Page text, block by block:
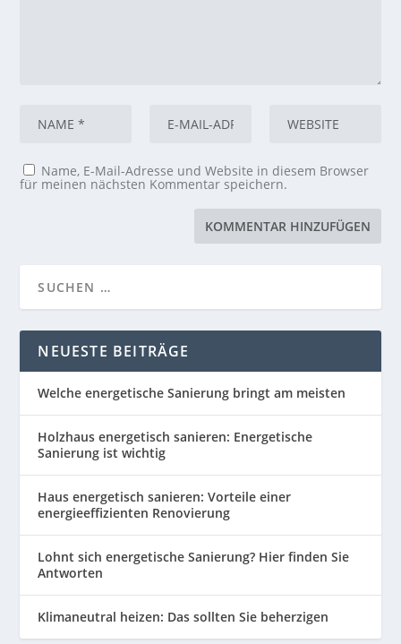
Name, E-Mail-Adresse und Website in diesem Browser
für meinen nächsten Kommentar speichern.
NEUESTE BEITRÄGE
Welche energetische Sanierung bringt am meisten
Holzhaus energetisch sanieren: Energetische
Sanierung ist wichtig
Haus energetisch sanieren: Vorteile einer
energieeffizienten Renovierung
Lohnt sich energetische Sanierung? Hier finden Sie
Antworten
Klimaneutral heizen: Das sollten Sie beherzigen